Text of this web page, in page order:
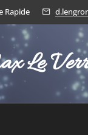
Rapide
Le